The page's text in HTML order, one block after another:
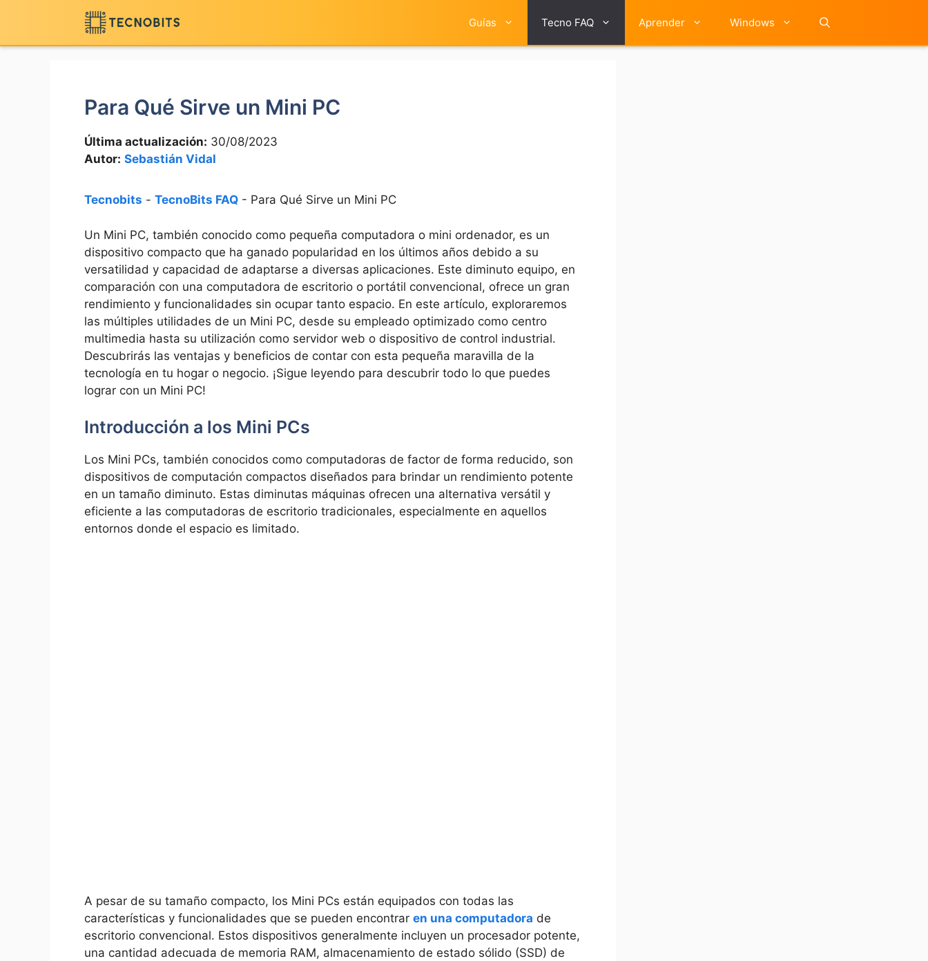
contenido
Guías Tecno FAQ Aprender Windows
Para Qué Sirve un Mini PC
Última actualización: 30/08/2023
Autor: Sebastián Vidal
Tecnobits - TecnoBits FAQ - Para Qué Sirve un Mini PC
Un Mini PC, también conocido como​ pequeña ⁢computadora o mini ordenador, es un
dispositivo compacto que ha ganado popularidad en los ⁣últimos años debido⁢ a su
versatilidad y capacidad de adaptarse a diversas aplicaciones. Este ⁢diminuto equipo, en
comparación‌ con una⁤ computadora de escritorio o portátil convencional, ofrece un gran
rendimiento y⁤ funcionalidades sin ocupar tanto espacio. En este artículo, exploraremos
las múltiples ⁤utilidades de un Mini PC, desde su empleado optimizado como⁤ centro
multimedia ‌hasta su utilización como servidor web o dispositivo de control industrial.
Descubrirás⁤ las ventajas y beneficios de contar con⁤ esta ⁤pequeña ⁤maravilla de la⁤
tecnología ⁤en tu hogar o negocio.‍ ¡Sigue leyendo para descubrir todo lo que puedes
lograr con un Mini PC!
Introducción a los ‍Mini PCs
Los Mini PCs, también conocidos como⁢ computadoras de factor de forma reducido, son
dispositivos de computación compactos diseñados para⁤ brindar un⁣ rendimiento potente ​
en un tamaño diminuto. Estas diminutas máquinas ofrecen una ⁢alternativa versátil y
eficiente a las computadoras de escritorio⁤ tradicionales, especialmente en aquellos
entornos donde ⁣el espacio es limitado.
A pesar de ⁢su tamaño compacto, los Mini PCs están equipados con todas ‍las
características y funcionalidades que se pueden encontrar en una computadora de
⁢escritorio convencional. Estos dispositivos generalmente incluyen un procesador potente,
una cantidad adecuada de memoria ⁢RAM, almacenamiento⁢ de⁣ estado sólido (SSD) de